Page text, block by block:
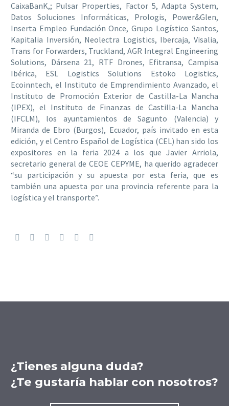
CaixaBanK,; Pulsar Properties, Factor 5, Adapta System,
Datos Soluciones Informáticas, Prologis, Power&Glen,
Inserta Empleo Fundación Once, Grupo Logístico Santos,
Kapitalia Inversión, Neolectra Logistics, Ibercaja, Visalia,
Trans for Forwarders, Truckland, AGR Integral Engineering
Solutions, Dársena 21, RTF Drones, Efitransa, Campisa
Ibérica, ESL Logistics Solutions Estoko Logistics,
Ecoinntech, el Instituto de Emprendimiento Avanzado, el
Instituto de Promoción Exterior de Castilla-La Mancha
(IPEX), el Instituto de Finanzas de Castilla-La Mancha
(IFCLM), los ayuntamientos de Sagunto (Valencia) y
Miranda de Ebro (Burgos), Ecuador, país invitado en esta
edición, y el Centro Español de Logística (CEL) han sido los
expositores en la feria 2024 a los que Javier Arriola,
secretario general de CEOE CEPYME, ha querido agradecer
“su participación y su apuesta por esta feria, que es
también una apuesta por una provincia referente para la
logística y el transporte”.
¿Tienes alguna duda?
¿Te gustaría hablar con nosotros?